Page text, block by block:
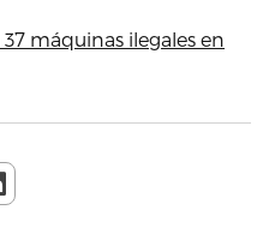
máquinas ilegales en